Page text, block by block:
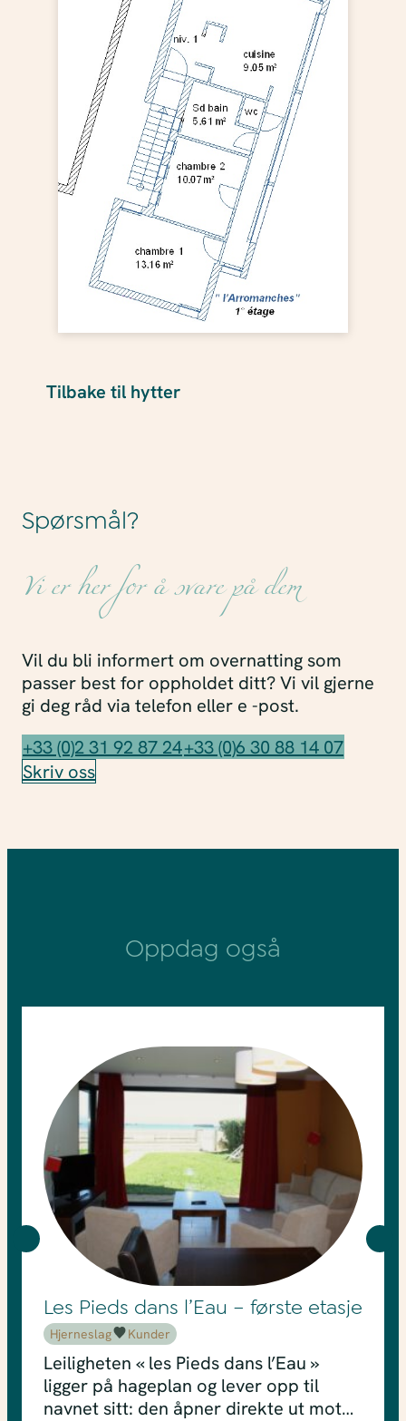
Tilbake til hytter
Spørsmål?
Vi er her for å svare på dem
Vil du bli informert om overnatting som
passer best for oppholdet ditt? Vi vil gjerne
gi deg råd via telefon eller e -post.
+33 (0)2 31 92 87 24+33 (0)6 30 88 14 07
Skriv oss
Oppdag også
Les Pieds dans l’Eau – første etasje
Hjerneslag Kunder
Leiligheten « les Pieds dans l’Eau »
ligger på hageplan og lever opp til
navnet sitt: den åpner direkte ut mot…